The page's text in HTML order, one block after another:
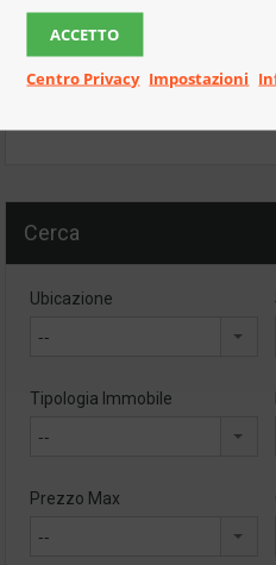
Mobile :
Email:
Cerca
Ubicazione
--
Tipologia Immobile
--
Prezzo Max
--
ACCETTO
Centro Privacy Impostazioni